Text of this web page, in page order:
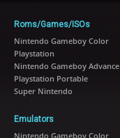
Roms/Games/ISOs
Nintendo Gameboy Color
Playstation
Nintendo Gameboy Advance
Playstation Portable
Super Nintendo
Emulators
Nintendo Gameboy Color